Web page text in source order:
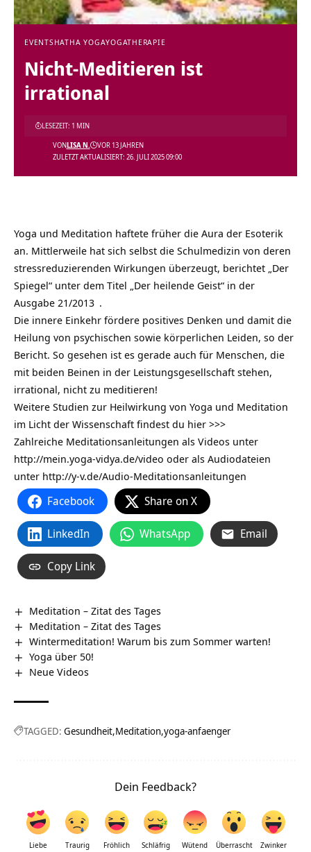
EVENTSHATHA YOGAYOGATHERAPIE
Nicht-Meditieren ist
irrational
ZULETZT AKTUALISIERT: 26. JULI 2025 09:00
VONLISA N. VOR 13 JAHREN
LESEZEIT: 1 MIN
Yoga und Meditation haftete früher die Aura der Esoterik
an. Mittlerweile hat sich selbst die Schulmedizin von deren
stressreduzierenden Wirkungen überzeugt, berichtet „Der
Spiegel“ unter dem Titel „Der heilende Geist“ in der
Ausgabe 21/2013 .
Die innere Einkehr fördere positives Denken und damit die
Heilung von psychischen sowie körperlichen Leiden, so der
Bericht. So gesehen ist es gerade auch für Menschen, die
mit beiden Beinen in der Leistungsgesellschaft stehen,
irrational, nicht zu meditieren!
Weitere Studien zur Heilwirkung von Yoga und Meditation
im Licht der Wissenschaft findest du hier >>>
Zahlreiche Meditationsanleitungen als Videos unter
http://mein.yoga-vidya.de/video oder als Audiodateien
unter http://y-v.de/Audio-Meditationsanleitungen
Facebook Share on X
LinkedIn WhatsApp Email
Copy Link
Meditation – Zitat des Tages
Meditation – Zitat des Tages
Wintermeditation! Warum bis zum Sommer warten!
Yoga über 50!
Neue Videos
TAGGED: Gesundheit Meditation yoga-anfaenger
Dein Feedback?
Liebe Traurig Fröhlich Schläfrig Wütend Überrascht Zwinker